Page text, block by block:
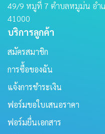
49/9 หมูที่ 7 ตําบลหมูม่น อําเ
41000
บริการลูกค้า
สมัครสมาชิก
การซื้อของฉัน
แจ้งการชำระเงิน
ฟอร์มขอใบเสนอราคา
ฟอร์มยื่นเอกสาร